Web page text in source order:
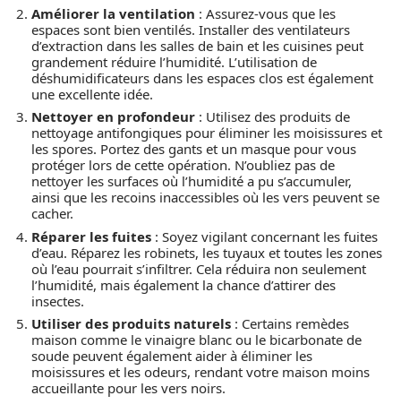
Améliorer la ventilation : Assurez-vous que les
espaces sont bien ventilés. Installer des ventilateurs
d’extraction dans les salles de bain et les cuisines peut
grandement réduire l’humidité. L’utilisation de
déshumidificateurs dans les espaces clos est également
une excellente idée.
Nettoyer en profondeur : Utilisez des produits de
nettoyage antifongiques pour éliminer les moisissures et
les spores. Portez des gants et un masque pour vous
protéger lors de cette opération. N’oubliez pas de
nettoyer les surfaces où l’humidité a pu s’accumuler,
ainsi que les recoins inaccessibles où les vers peuvent se
cacher.
Réparer les fuites : Soyez vigilant concernant les fuites
d’eau. Réparez les robinets, les tuyaux et toutes les zones
où l’eau pourrait s’infiltrer. Cela réduira non seulement
l’humidité, mais également la chance d’attirer des
insectes.
Utiliser des produits naturels : Certains remèdes
maison comme le vinaigre blanc ou le bicarbonate de
soude peuvent également aider à éliminer les
moisissures et les odeurs, rendant votre maison moins
accueillante pour les vers noirs.